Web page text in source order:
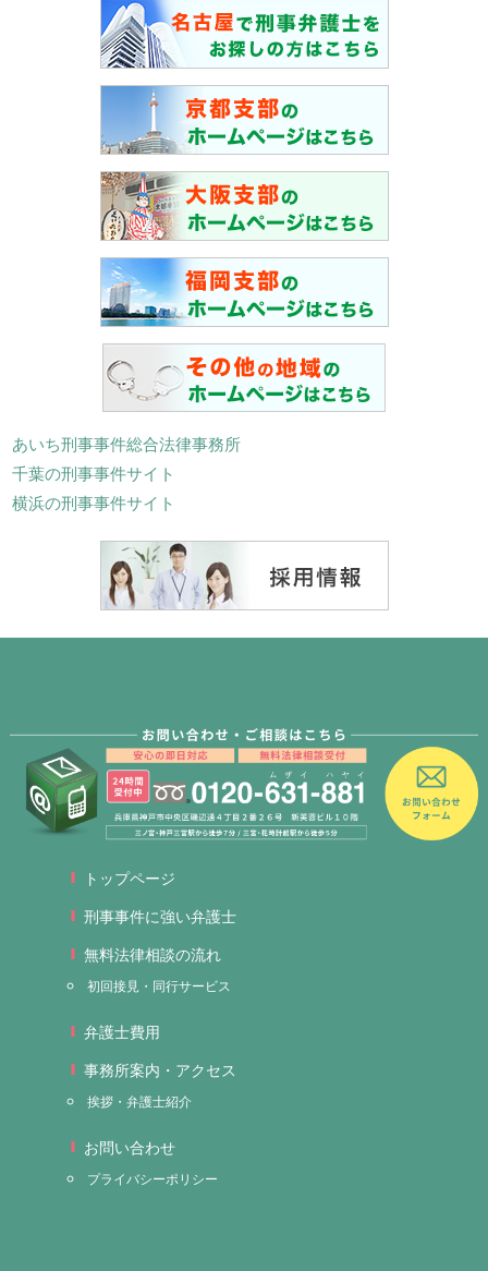
あいち刑事事件総合法律事務所
千葉の刑事事件サイト
横浜の刑事事件サイト
トップページ
刑事事件に強い弁護士
無料法律相談の流れ
初回接見・同行サービス
弁護士費用
事務所案内・アクセス
挨拶・弁護士紹介
お問い合わせ
プライバシーポリシー